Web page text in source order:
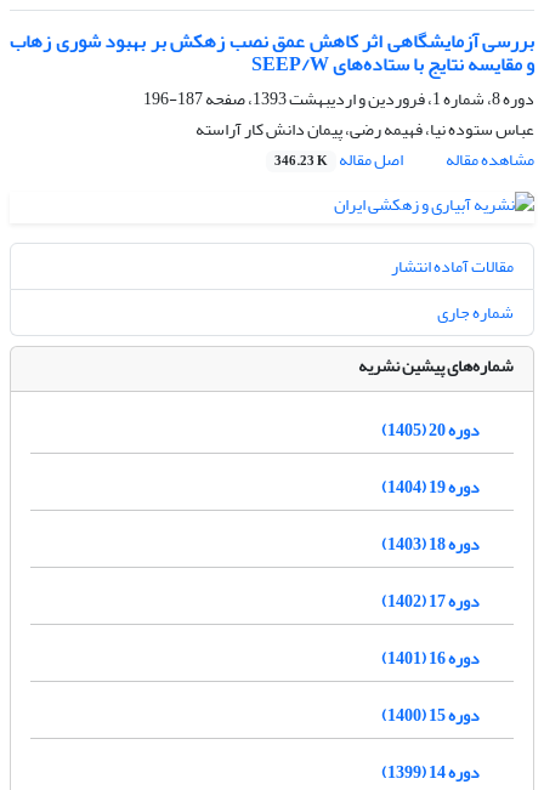
بررسی آزمایشگاهی اثر کاهش عمق نصب زهکش بر بهبود شوری زهاب
و مقایسه نتایج با ستاده‌های SEEP/W
دوره 8، شماره 1، فروردین و اردیبهشت 1393، صفحه
187-196
عباس ستوده نیا، فهیمه رضی، پیمان دانش کار آراسته
مشاهده مقاله
اصل مقاله 346.23 K
مقالات آماده انتشار
شماره جاری
شماره‌های پیشین نشریه
دوره 20 (1405)
دوره 19 (1404)
دوره 18 (1403)
دوره 17 (1402)
دوره 16 (1401)
دوره 15 (1400)
دوره 14 (1399)